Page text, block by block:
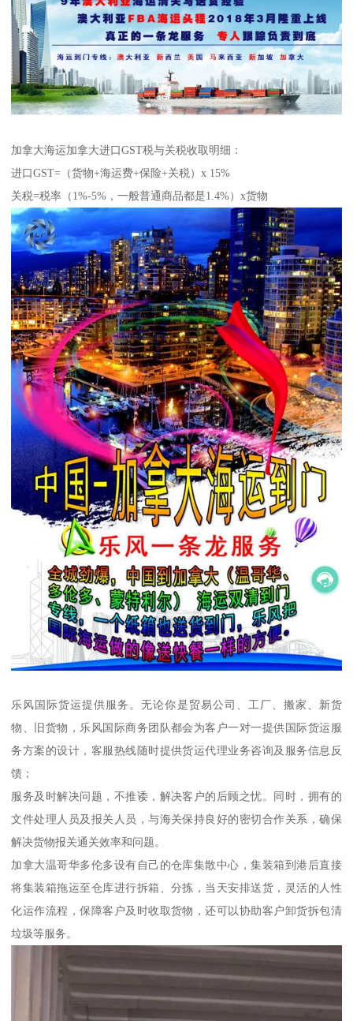
加拿大海运加拿大进口GST税与关税收取明细：
进口GST=（货物+海运费+保险+关税）x 15%
关税=税率（1%-5%，一般普通商品都是1.4%）x货物
乐风国际货运提供服务。无论你是贸易公司、工厂、搬家、新货
物、旧货物，乐风国际商务团队都会为客户一对一提供国际货运服
务方案的设计，客服热线随时提供货运代理业务咨询及服务信息反
馈；
服务及时解决问题，不推诿，解决客户的后顾之忧。同时，拥有的
文件处理人员及报关人员，与海关保持良好的密切合作关系，确保
解决货物报关通关效率和问题。
加拿大温哥华多伦多设有自己的仓库集散中心，集装箱到港后直接
将集装箱拖运至仓库进行拆箱、分拣，当天安排送货，灵活的人性
化运作流程，保障客户及时收取货物，还可以协助客户卸货拆包清
垃圾等服务。